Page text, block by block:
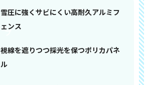
雪圧に強くサビにくい高耐久アルミフ
ェンス
視線を遮りつつ採光を保つポリカパネ
ル